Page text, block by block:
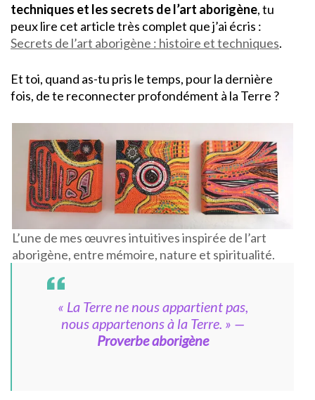
techniques et les secrets de l’art aborigène, tu
peux lire cet article très complet que j’ai écris :
Secrets de l’art aborigène : histoire et techniques.
Et toi, quand as-tu pris le temps, pour la dernière
fois, de te reconnecter profondément à la Terre ?
L’une de mes œuvres intuitives inspirée de l’art
aborigène, entre mémoire, nature et spiritualité.
« La Terre ne nous appartient pas,
nous appartenons à la Terre. » —
Proverbe aborigène